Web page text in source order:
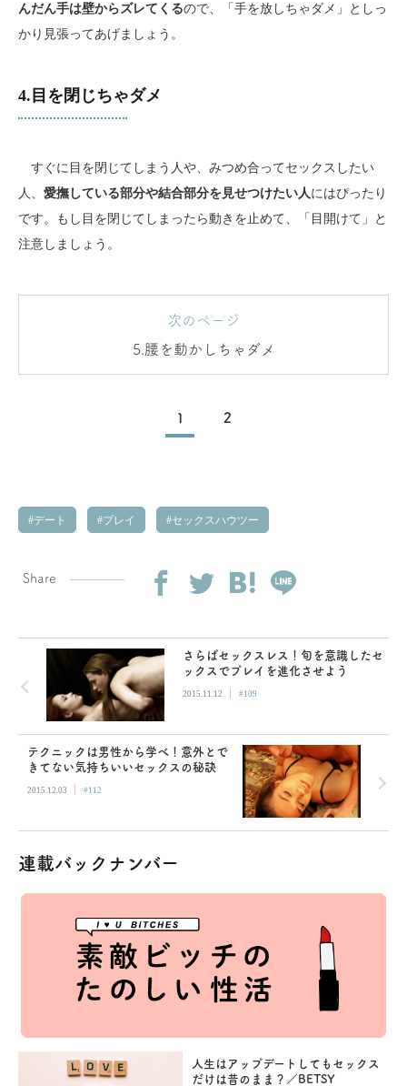
んだん手は壁からズレてくるので、「手を放しちゃダメ」としっ
かり見張ってあげましょう。
4.目を閉じちゃダメ
すぐに目を閉じてしまう人や、みつめ合ってセックスしたい
人、 愛撫している部分や結合部分を見せつけたい人 にはぴったり
です。もし目を閉じてしまったら動きを止めて、「目開けて」と
注意しましょう。
次のページ
5.腰を動かしちゃダメ
1 2
デート プレイ セックスハウツー
Share
さらばセックスレス！旬を意識したセ
ックスでプレイを進化させよう
2015.11.12 | #109
テクニックは男性から学べ！意外とで
きてない気持ちいいセックスの秘訣
2015.12.03 | #112
連載バックナンバー
人生はアップデートしてもセックス
だけは昔のまま？／BETSY